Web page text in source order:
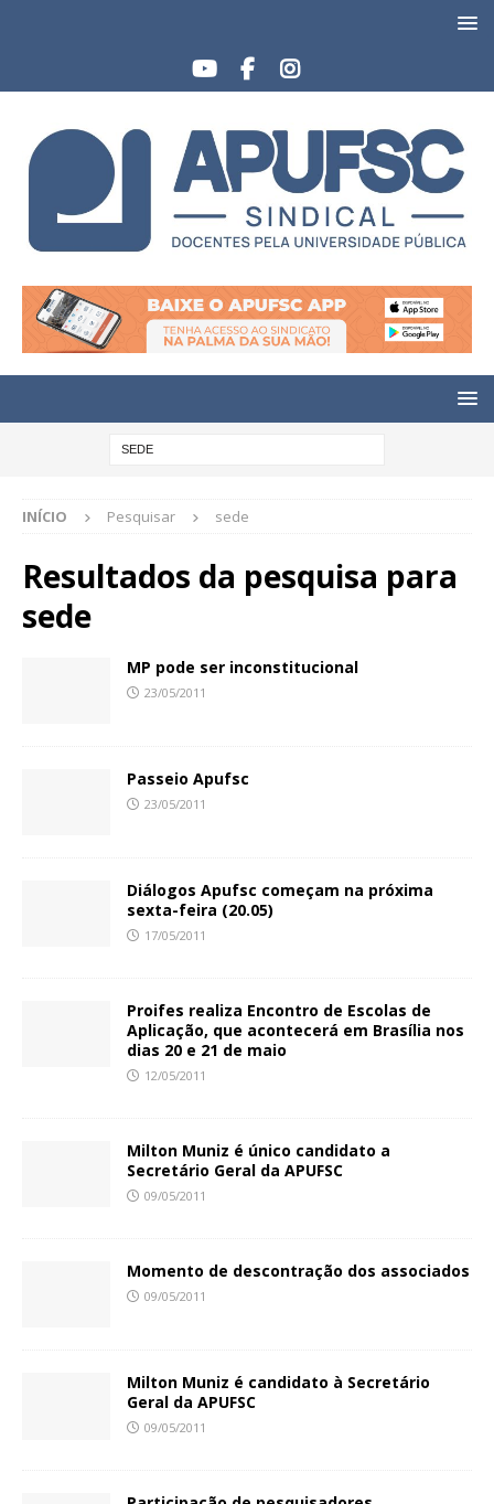
INÍCIO Pesquisar sede
Resultados da pesquisa para
sede
MP pode ser inconstitucional
23/05/2011
Passeio Apufsc
23/05/2011
Diálogos Apufsc começam na próxima
sexta-feira (20.05)
17/05/2011
Proifes realiza Encontro de Escolas de
Aplicação, que acontecerá em Brasília nos
dias 20 e 21 de maio
12/05/2011
Milton Muniz é único candidato a
Secretário Geral da APUFSC
09/05/2011
Momento de descontração dos associados
09/05/2011
Milton Muniz é candidato à Secretário
Geral da APUFSC
09/05/2011